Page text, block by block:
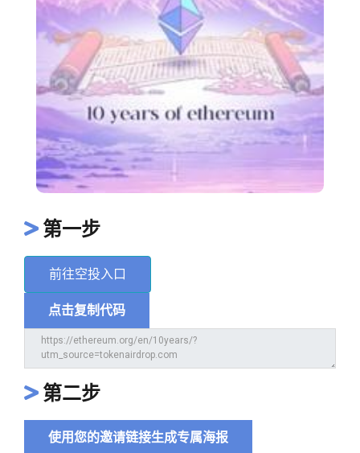
第一步
前往空投入口
点击复制代码
第二步
使用您的邀请链接生成专属海报